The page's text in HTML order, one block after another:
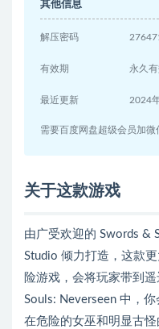
其他信息
解压密码
有效期 永久
最近更新 2024
需要百度网盘超级会员加
关于这款游戏
由广受欢迎的 Swords &
Studio 倾力打造，这款
险游戏，会将玩家带到
Souls: Neverseen 中，
在危险的女巫和明显古怪